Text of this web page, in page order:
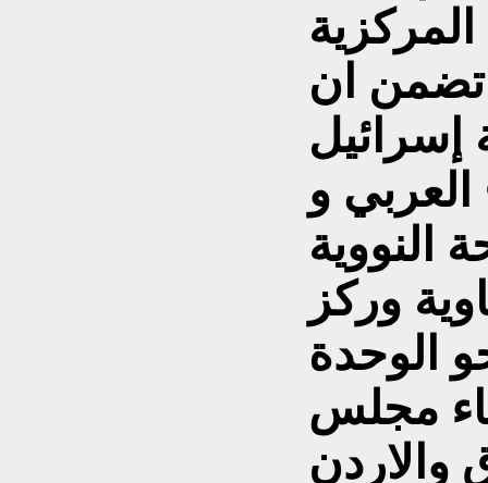
تضمن ان
إسرائيل
و
النووية
وركز
الوحدة
مجلس
والاردن